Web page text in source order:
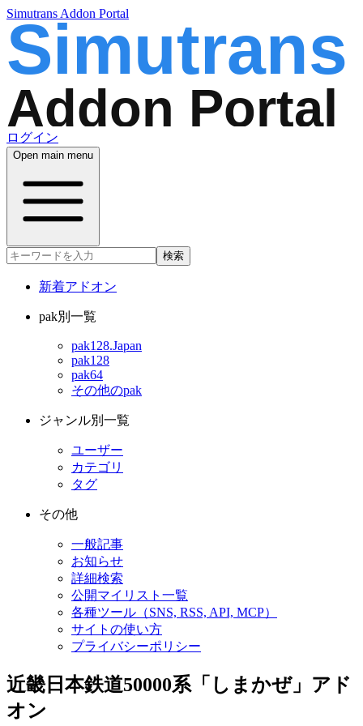
Simutrans Addon Portal
ログイン
Open main menu
検索
新着アドオン
pak別一覧
pak128.Japan
pak128
pak64
その他のpak
ジャンル別一覧
ユーザー
カテゴリ
タグ
その他
一般記事
お知らせ
詳細検索
公開マイリスト一覧
各種ツール（SNS, RSS, API, MCP）
サイトの使い方
プライバシーポリシー
近畿日本鉄道50000系「しまかぜ」アド
オン